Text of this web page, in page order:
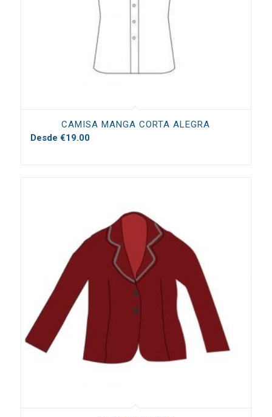
CAMISA MANGA CORTA ALEGRA
Desde €19.00